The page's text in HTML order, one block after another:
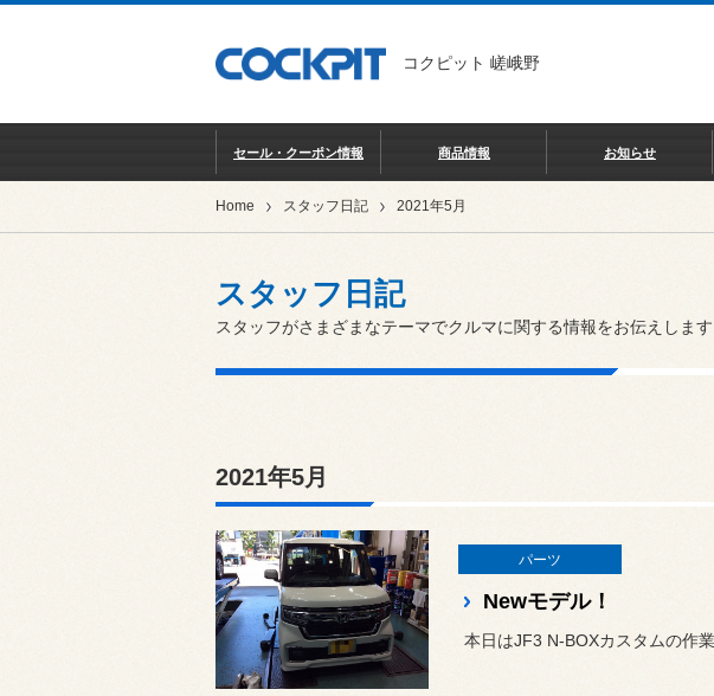
コクピット 嵯峨野
セール・クーポン情報 商品情報 お知らせ
Home スタッフ日記 2021年5月
スタッフ日記
スタッフがさまざまなテーマでクルマに関する情報をお伝えします
2021年5月
パーツ
Newモデル！
本日はJF3 N-BOXカスタムの作